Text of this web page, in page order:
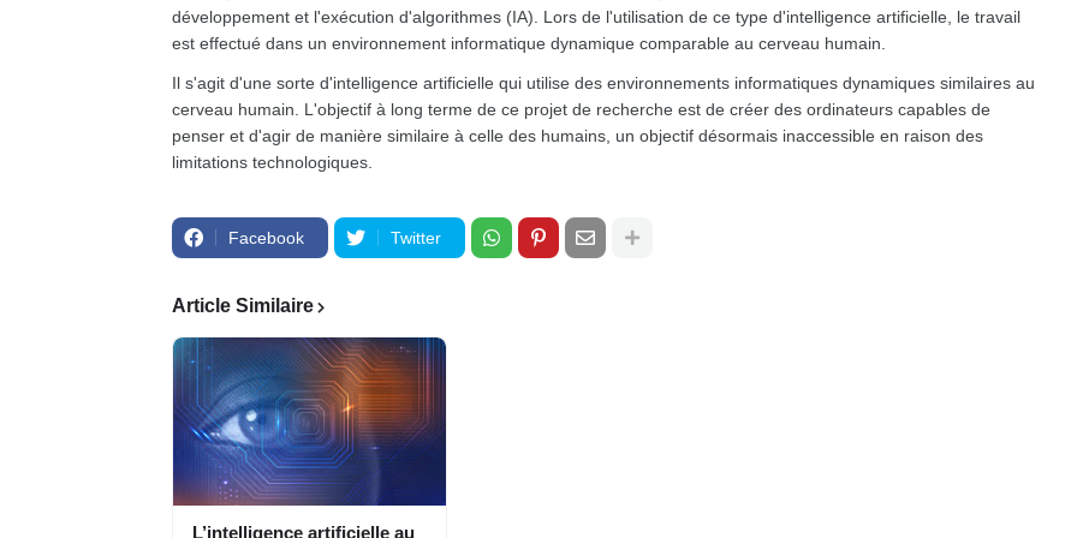
développement et l'exécution d'algorithmes (IA). Lors de l'utilisation de ce type d'intelligence artificielle, le travail
est effectué dans un environnement informatique dynamique comparable au cerveau humain.
Il s'agit d'une sorte d'intelligence artificielle qui utilise des environnements informatiques dynamiques similaires au
cerveau humain. L'objectif à long terme de ce projet de recherche est de créer des ordinateurs capables de
penser et d'agir de manière similaire à celle des humains, un objectif désormais inaccessible en raison des
limitations technologiques.
Facebook Twitter
Article Similaire
L’intelligence artificielle au